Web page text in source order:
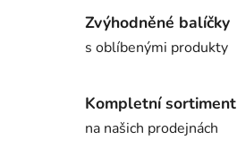
Zvýhodněné balíčky
s oblíbenými produkty
Kompletní sortiment
na našich prodejnách